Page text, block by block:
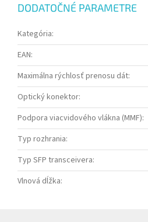
DODATOČNÉ PARAMETRE
Kategória:
EAN:
Maximálna rýchlosť prenosu dát:
Optický konektor:
Podpora viacvidového vlákna (MMF):
Typ rozhrania:
Typ SFP transceivera:
Vlnová dĺžka: